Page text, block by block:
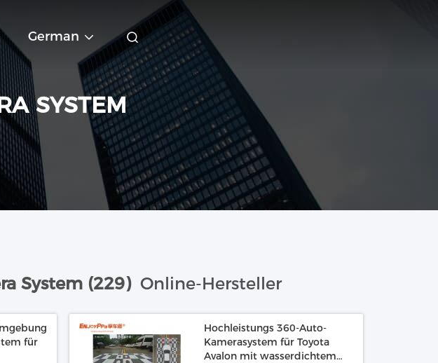
German
SYSTEM
System (229) Online-Hersteller
für
Hochleistungs 360-Auto-
Kamerasystem für Toyota
Avalon mit wasserdichtem